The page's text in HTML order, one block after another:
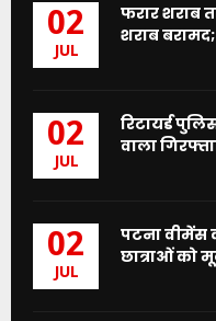
02
JUL
फरार शराब
शराब
02
JUL
रिटायर्ड
वाला
02
JUL
पटना वीमेंस
छात्राओं को